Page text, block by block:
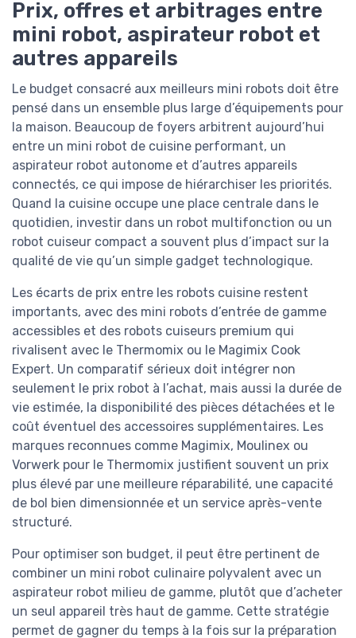
Prix, offres et arbitrages entre
mini robot, aspirateur robot et
autres appareils
Le budget consacré aux meilleurs mini robots doit être
pensé dans un ensemble plus large d’équipements pour
la maison. Beaucoup de foyers arbitrent aujourd’hui
entre un mini robot de cuisine performant, un
aspirateur robot autonome et d’autres appareils
connectés, ce qui impose de hiérarchiser les priorités.
Quand la cuisine occupe une place centrale dans le
quotidien, investir dans un robot multifonction ou un
robot cuiseur compact a souvent plus d’impact sur la
qualité de vie qu’un simple gadget technologique.
Les écarts de prix entre les robots cuisine restent
importants, avec des mini robots d’entrée de gamme
accessibles et des robots cuiseurs premium qui
rivalisent avec le Thermomix ou le Magimix Cook
Expert. Un comparatif sérieux doit intégrer non
seulement le prix robot à l’achat, mais aussi la durée de
vie estimée, la disponibilité des pièces détachées et le
coût éventuel des accessoires supplémentaires. Les
marques reconnues comme Magimix, Moulinex ou
Vorwerk pour le Thermomix justifient souvent un prix
plus élevé par une meilleure réparabilité, une capacité
de bol bien dimensionnée et un service après-vente
structuré.
Pour optimiser son budget, il peut être pertinent de
combiner un mini robot culinaire polyvalent avec un
aspirateur robot milieu de gamme, plutôt que d’acheter
un seul appareil très haut de gamme. Cette stratégie
permet de gagner du temps à la fois sur la préparation